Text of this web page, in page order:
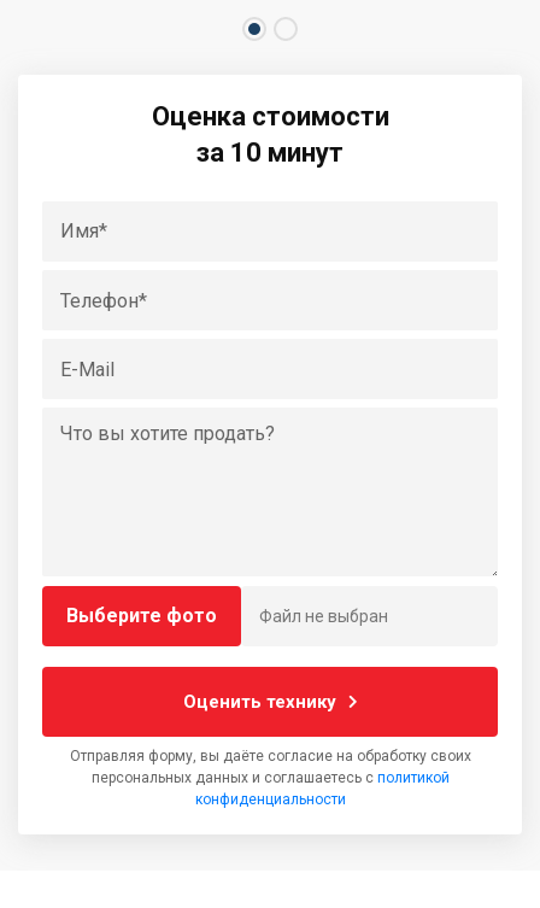
Оценка стоимости
за 10 минут
Выберите фото Файл не выбран
Оценить технику
Отправляя форму, вы даёте согласие на обработку своих
персональных данных и соглашаетесь с политикой
конфиденциальности